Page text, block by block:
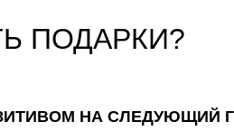
ПОДАРКИ?
НА СЛЕДУЮЩИЙ